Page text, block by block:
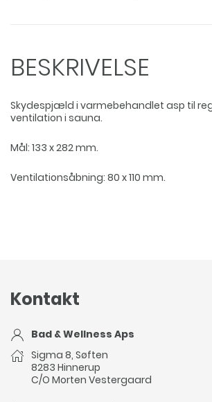
BESKRIVELSE
Skydespjæld i varmebehandlet asp til
ventilation i sauna.
Mål: 133 x 282 mm.
Ventilationsåbning: 80 x 110 mm.
Kontakt
Bad & Wellness Aps
Sigma 8, Søften
8283 Hinnerup
C/O Morten Vestergaard